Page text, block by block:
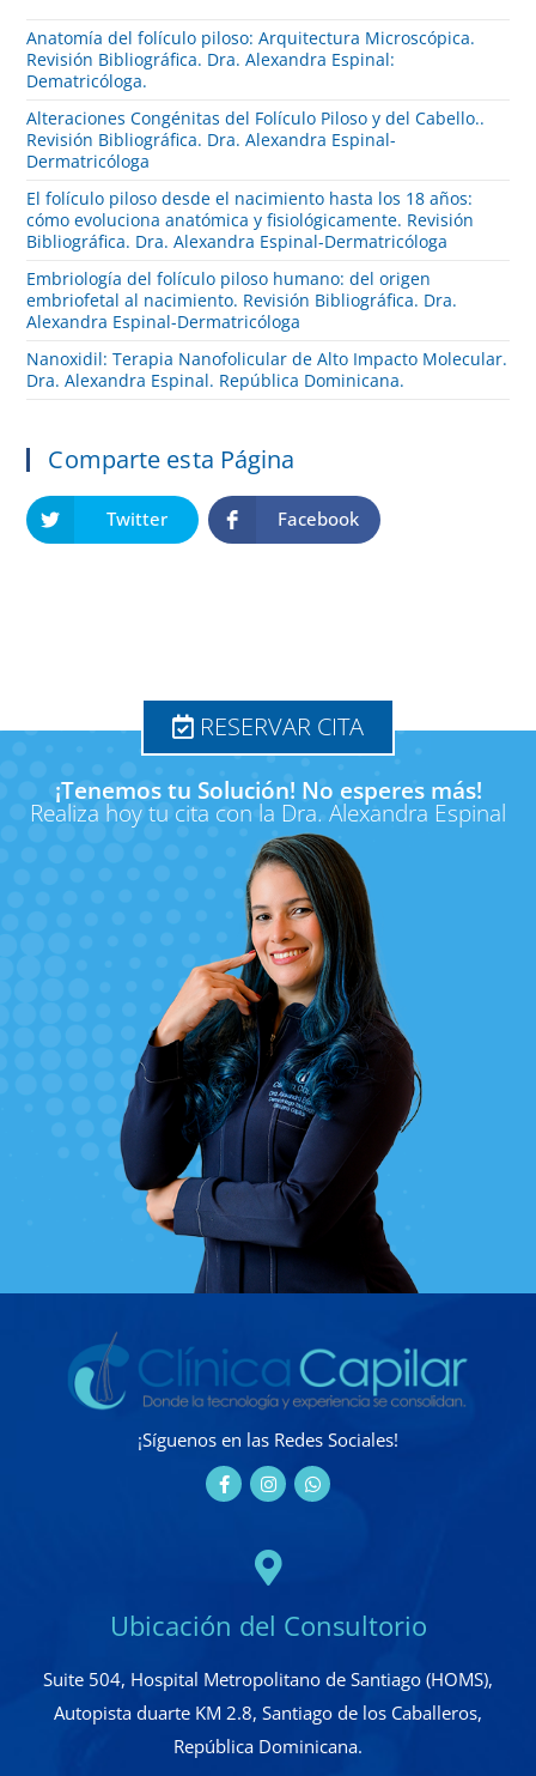
Anatomía del folículo piloso: Arquitectura Microscópica.
Revisión Bibliográfica. Dra. Alexandra Espinal:
Dematricóloga.
Alteraciones Congénitas del Folículo Piloso y del Cabello..
Revisión Bibliográfica. Dra. Alexandra Espinal-
Dermatricóloga
El folículo piloso desde el nacimiento hasta los 18 años:
cómo evoluciona anatómica y fisiológicamente. Revisión
Bibliográfica. Dra. Alexandra Espinal-Dermatricóloga
Embriología del folículo piloso humano: del origen
embriofetal al nacimiento. Revisión Bibliográfica. Dra.
Alexandra Espinal-Dermatricóloga
Nanoxidil: Terapia Nanofolicular de Alto Impacto Molecular.
Dra. Alexandra Espinal. República Dominicana.
Comparte esta Página
Twitter Facebook
¡Tenemos tu Solución! No esperes más!
Realiza hoy tu cita con la Dra. Alexandra Espinal
RESERVAR CITA
Ubicación del Consultorio
Suite 504, Hospital Metropolitano de Santiago (HOMS),
Autopista duarte KM 2.8, Santiago de los Caballeros,
República Dominicana.
¡Síguenos en las Redes Sociales!